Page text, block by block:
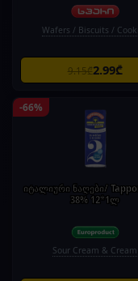
Wafers / Biscuits /
9.15₾2.99₾
-66%
იტალიური ნაღები/
38% 12*1ლ
Sour Cream & Cream